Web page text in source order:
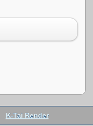
K-Tai Render